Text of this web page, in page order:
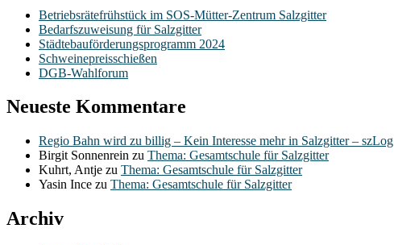
Betriebsrätefrühstück im SOS-Mütter-Zentrum Salzgitter
Bedarfszuweisung für Salzgitter
Städtebauförderungsprogramm 2024
Schweinepreisschießen
DGB-Wahlforum
Neueste Kommentare
Regio Bahn wird zu billig – Kein Interesse mehr in Salzgitter – szLog
Birgit Sonnenrein zu Thema: Gesamtschule für Salzgitter
Kuhrt, Antje zu Thema: Gesamtschule für Salzgitter
Yasin Ince zu Thema: Gesamtschule für Salzgitter
Archiv